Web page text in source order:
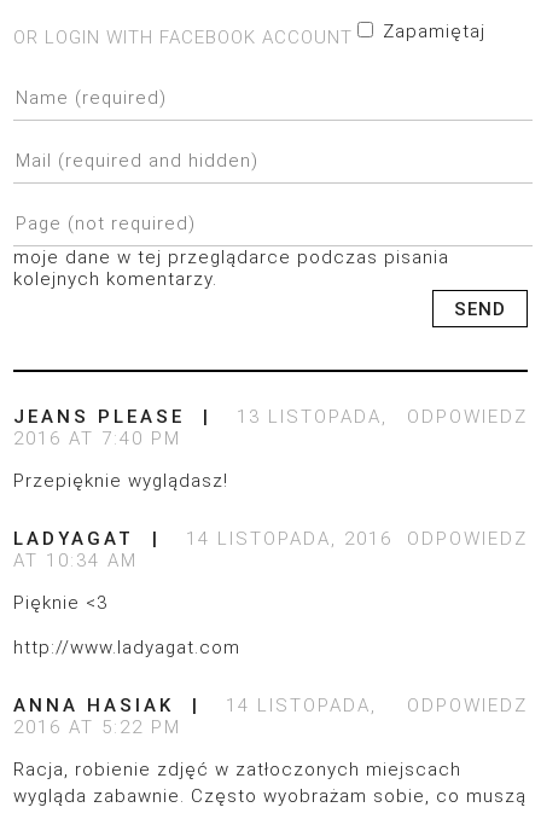
OR LOGIN WITH FACEBOOK ACCOUNT Zapamiętaj
moje dane w tej przeglądarce podczas pisania
kolejnych komentarzy.
ODPOWIEDZ
JEANS PLEASE
13 LISTOPADA,
2016 AT 7:40 PM
Przepięknie wyglądasz!
ODPOWIEDZ
LADYAGAT
14 LISTOPADA, 2016
AT 10:34 AM
Pięknie <3
http://www.ladyagat.com
ODPOWIEDZ
ANNA HASIAK
14 LISTOPADA,
2016 AT 5:22 PM
Racja, robienie zdjęć w zatłoczonych miejscach
wygląda zabawnie. Często wyobrażam sobie, co muszą